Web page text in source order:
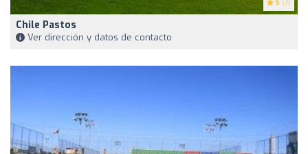
5 (7)
Chile Pastos
Ver dirección y datos de contacto